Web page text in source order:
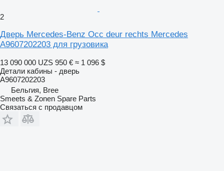
2
Дверь Mercedes-Benz Occ deur rechts Mercedes
A9607202203 для грузовика
13 090 000 UZS 950 € ≈ 1 096 $
Детали кабины - дверь
A9607202203
Бельгия, Bree
Smeets & Zonen Spare Parts
Связаться с продавцом